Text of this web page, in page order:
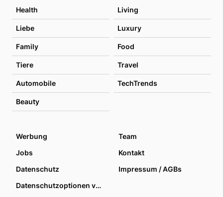
Health Living
Liebe Luxury
Family Food
Tiere Travel
Automobile TechTrends
Beauty
Werbung
Team
Jobs
Kontakt
Datenschutz
Impressum / AGBs
Datenschutzoptionen verwalten